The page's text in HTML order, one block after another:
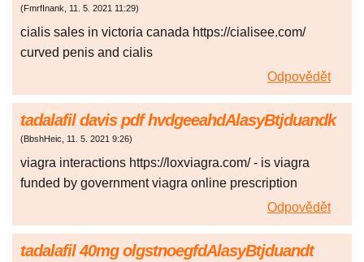
(FmrfInank, 11. 5. 2021 11:29)
cialis sales in victoria canada https://cialisee.com/
curved penis and cialis
Odpovědět
tadalafil davis pdf hvdgeeahdAlasyBtjduandk
(BbshHeic, 11. 5. 2021 9:26)
viagra interactions https://loxviagra.com/ - is viagra
funded by government viagra online prescription
Odpovědět
tadalafil 40mg olgstnoegfdAlasyBtjduandt